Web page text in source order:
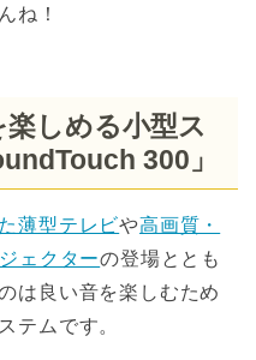
ね！
しめる小型ス
300」
薄型テレビや高画質・
ェクターの登場ととも
は良い音を楽しむため
テムです。